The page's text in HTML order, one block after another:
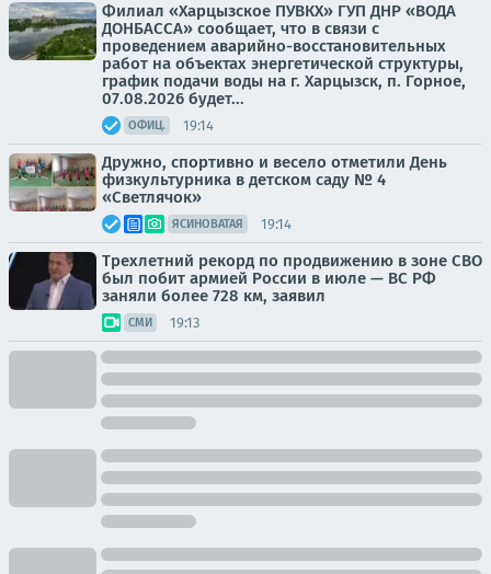
Филиал «Харцызское ПУВКХ» ГУП ДНР «ВОДА
ДОНБАССА» сообщает, что в связи с
проведением аварийно-восстановительных
работ на объектах энергетической структуры,
график подачи воды на г. Харцызск, п. Горное,
07.08.2026 будет...
ОФИЦ. 19:14
Дружно, спортивно и весело отметили День
физкультурника в детском саду № 4
«Светлячок»
ЯСИНОВАТАЯ 19:14
Трехлетний рекорд по продвижению в зоне СВО
был побит армией России в июле — ВС РФ
заняли более 728 км, заявил
СМИ 19:13